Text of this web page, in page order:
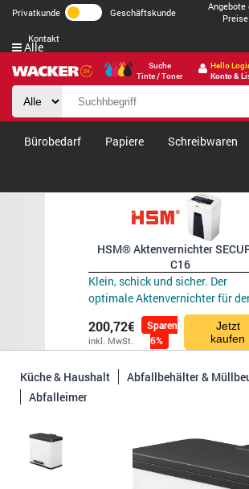
Privatkunde Geschäftskunde
Kontakt
Suche
Tinte / Toner
Hello
Konto &
Alle
Bürobedarf Papiere Schreibwaren
HSM® Aktenvernichter
C16
Klein, schick und sicher. Der
optimale Aktenvernichter für
200,72€
inkl. MwSt.
Sparen
6%
Jetzt
kaufen
Küche & Haushalt
Abfallbehälter &
Abfalleimer